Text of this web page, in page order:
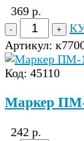
369 р.
Артикул:
Код: 45110
Маркер ПМ-
242 р.